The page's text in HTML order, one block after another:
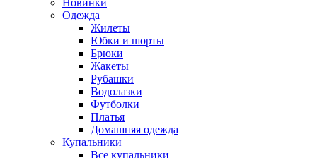
Новинки
Одежда
Жилеты
Юбки и шорты
Брюки
Жакеты
Рубашки
Водолазки
Футболки
Платья
Домашняя одежда
Купальники
Все купальники